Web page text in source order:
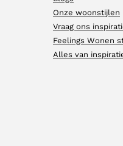
Onze woonstijlen
Vraag ons
Feelings Wonen
Alles van